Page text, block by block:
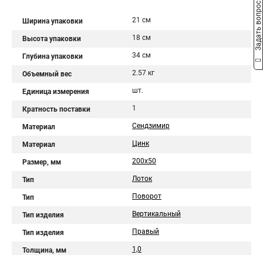
Ширина упаковки 21 см
Высота упаковки 18 см
Глубина упаковки 34 см
Объемный вес 2.57 кг
Единица измерения шт.
Кратность поставки 1
Материал Сендзимир
Материал Цинк
Размер, мм 200х50
Тип Лоток
Тип Поворот
Тип изделия Вертикальный
Тип изделия Правый
Толщина, мм 1,0
Задать вопрос